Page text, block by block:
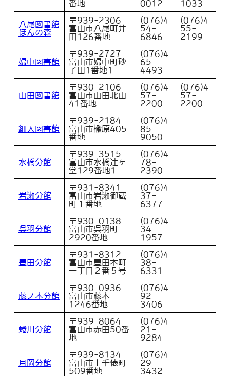
番地
0012
1033
八尾図書館
ほんの森
〒939-2306
富山市八尾町井
田126番地
(076)4
54-
6846
(076)4
55-
2199
婦中図書館
〒939-2727
富山市婦中町砂
子田1番地1
(076)4
65-
4493
山田図書館
〒930-2106
富山市山田北山
41番地
(076)4
57-
2200
(076)4
57-
2200
細入図書館
〒939-2184
富山市楡原405
番地
(076)4
85-
9050
水橋分館
〒939-3515
富山市水橋辻ヶ
堂129番地1
(076)4
78-
2390
岩瀬分館
〒931-8341
富山市岩瀬御蔵
町１番地
(076)4
37-
6377
呉羽分館
〒930-0138
富山市呉羽町
2920番地
(076)4
34-
1957
豊田分館
〒931-8312
富山市豊田本町
一丁目２番５号
(076)4
38-
6331
藤ノ木分館
〒930-0936
富山市藤木
1246番地
(076)4
92-
3406
蜷川分館
〒939-8064
富山市赤田50番
地
(076)4
21-
9284
月岡分館
〒939-8134
富山市上千俵町
509番地
(076)4
29-
3432